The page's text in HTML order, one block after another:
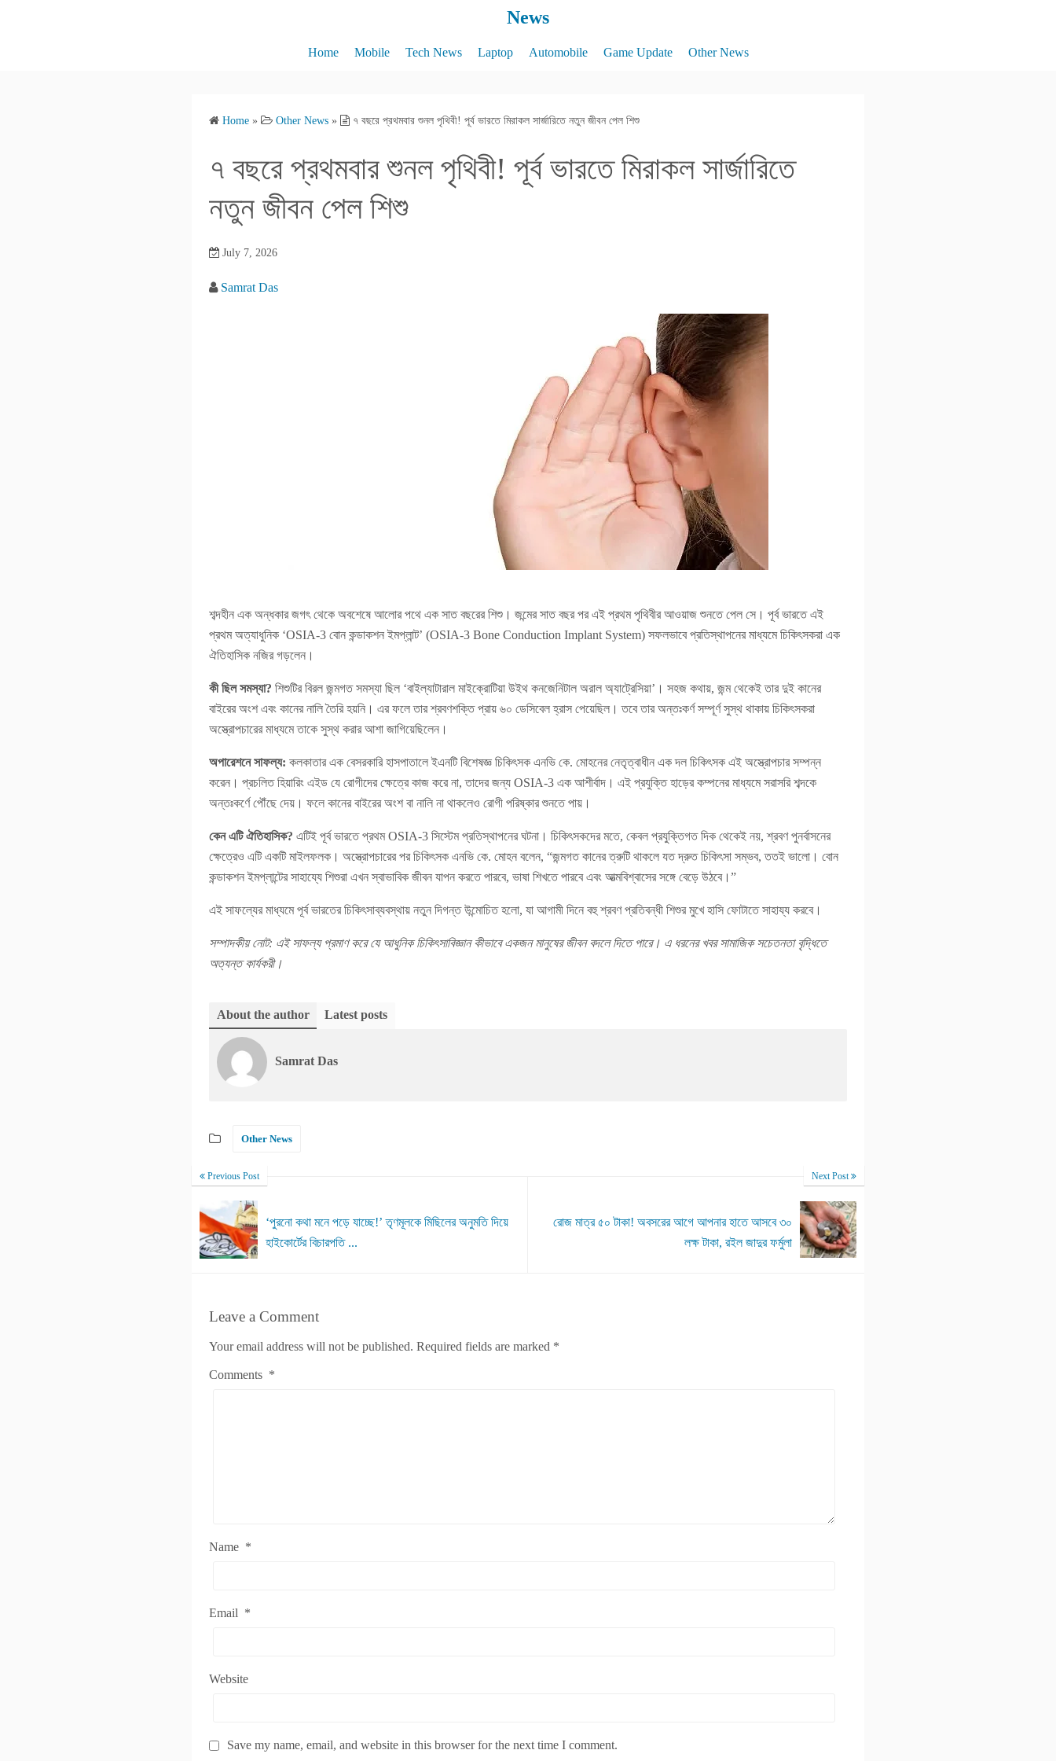
News
Home Mobile Tech News Laptop Automobile Game Update Other News
Home » Other News » ৭ বছরে প্রথমবার শুনল পৃথিবী! পূর্ব ভারতে মিরাকল সার্জারিতে নতুন জীবন পেল শিশু
৭ বছরে প্রথমবার শুনল পৃথিবী! পূর্ব ভারতে মিরাকল সার্জারিতে
নতুন জীবন পেল শিশু
July 7, 2026
Samrat Das
শব্দহীন এক অন্ধকার জগৎ থেকে অবশেষে আলোর পথে এক সাত বছরের শিশু। জন্মের সাত বছর পর এই প্রথম পৃথিবীর আওয়াজ শুনতে পেল সে। পূর্ব ভারতে এই
প্রথম অত্যাধুনিক ‘OSIA-3 বোন কন্ডাকশন ইমপ্লান্ট’ (OSIA-3 Bone Conduction Implant System) সফলভাবে প্রতিস্থাপনের মাধ্যমে চিকিৎসকরা এক
ঐতিহাসিক নজির গড়লেন।
কী ছিল সমস্যা? শিশুটির বিরল জন্মগত সমস্যা ছিল ‘বাইল্যাটারাল মাইক্রোটিয়া উইথ কনজেনিটাল অরাল অ্যাট্রেসিয়া’। সহজ কথায়, জন্ম থেকেই তার দুই কানের
বাইরের অংশ এবং কানের নালি তৈরি হয়নি। এর ফলে তার শ্রবণশক্তি প্রায় ৬০ ডেসিবেল হ্রাস পেয়েছিল। তবে তার অন্তঃকর্ণ সম্পূর্ণ সুস্থ থাকায় চিকিৎসকরা
অস্ত্রোপচারের মাধ্যমে তাকে সুস্থ করার আশা জাগিয়েছিলেন।
অপারেশনে সাফল্য: কলকাতার এক বেসরকারি হাসপাতালে ইএনটি বিশেষজ্ঞ চিকিৎসক এনভি কে. মোহনের নেতৃত্বাধীন এক দল চিকিৎসক এই অস্ত্রোপচার সম্পন্ন
করেন। প্রচলিত হিয়ারিং এইড যে রোগীদের ক্ষেত্রে কাজ করে না, তাদের জন্য OSIA-3 এক আশীর্বাদ। এই প্রযুক্তি হাড়ের কম্পনের মাধ্যমে সরাসরি শব্দকে
অন্তঃকর্ণে পৌঁছে দেয়। ফলে কানের বাইরের অংশ বা নালি না থাকলেও রোগী পরিষ্কার শুনতে পায়।
কেন এটি ঐতিহাসিক? এটিই পূর্ব ভারতে প্রথম OSIA-3 সিস্টেম প্রতিস্থাপনের ঘটনা। চিকিৎসকদের মতে, কেবল প্রযুক্তিগত দিক থেকেই নয়, শ্রবণ পুনর্বাসনের
ক্ষেত্রেও এটি একটি মাইলফলক। অস্ত্রোপচারের পর চিকিৎসক এনভি কে. মোহন বলেন, “জন্মগত কানের ত্রুটি থাকলে যত দ্রুত চিকিৎসা সম্ভব, ততই ভালো। বোন
কন্ডাকশন ইমপ্লান্টের সাহায্যে শিশুরা এখন স্বাভাবিক জীবন যাপন করতে পারবে, ভাষা শিখতে পারবে এবং আত্মবিশ্বাসের সঙ্গে বেড়ে উঠবে।”
এই সাফল্যের মাধ্যমে পূর্ব ভারতের চিকিৎসাব্যবস্থায় নতুন দিগন্ত উন্মোচিত হলো, যা আগামী দিনে বহু শ্রবণ প্রতিবন্ধী শিশুর মুখে হাসি ফোটাতে সাহায্য করবে।
সম্পাদকীয় নোট: এই সাফল্য প্রমাণ করে যে আধুনিক চিকিৎসাবিজ্ঞান কীভাবে একজন মানুষের জীবন বদলে দিতে পারে। এ ধরনের খবর সামাজিক সচেতনতা বৃদ্ধিতে
অত্যন্ত কার্যকরী।
About the author Latest posts
Samrat Das
Other News
Previous Post
‘পুরনো কথা মনে পড়ে যাচ্ছে!’ তৃণমূলকে মিছিলের অনুমতি দিয়ে
হাইকোর্টের বিচারপতি ...
Next Post
রোজ মাত্র ৫০ টাকা! অবসরের আগে আপনার হাতে আসবে ৩০
লক্ষ টাকা, রইল জাদুর ফর্মুলা
Leave a Comment
Your email address will not be published. Required fields are marked *
Comments *
Name *
Email *
Website
Save my name, email, and website in this browser for the next time I comment.